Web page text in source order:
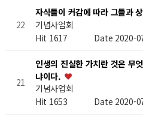
22
자식들이 커감에 따라 그들과
기념사업회
Hit 1617 Date 2020-
21
인생의 진실한 가치란 것은 무
냐이다.
기념사업회
Hit 1653 Date 2020-